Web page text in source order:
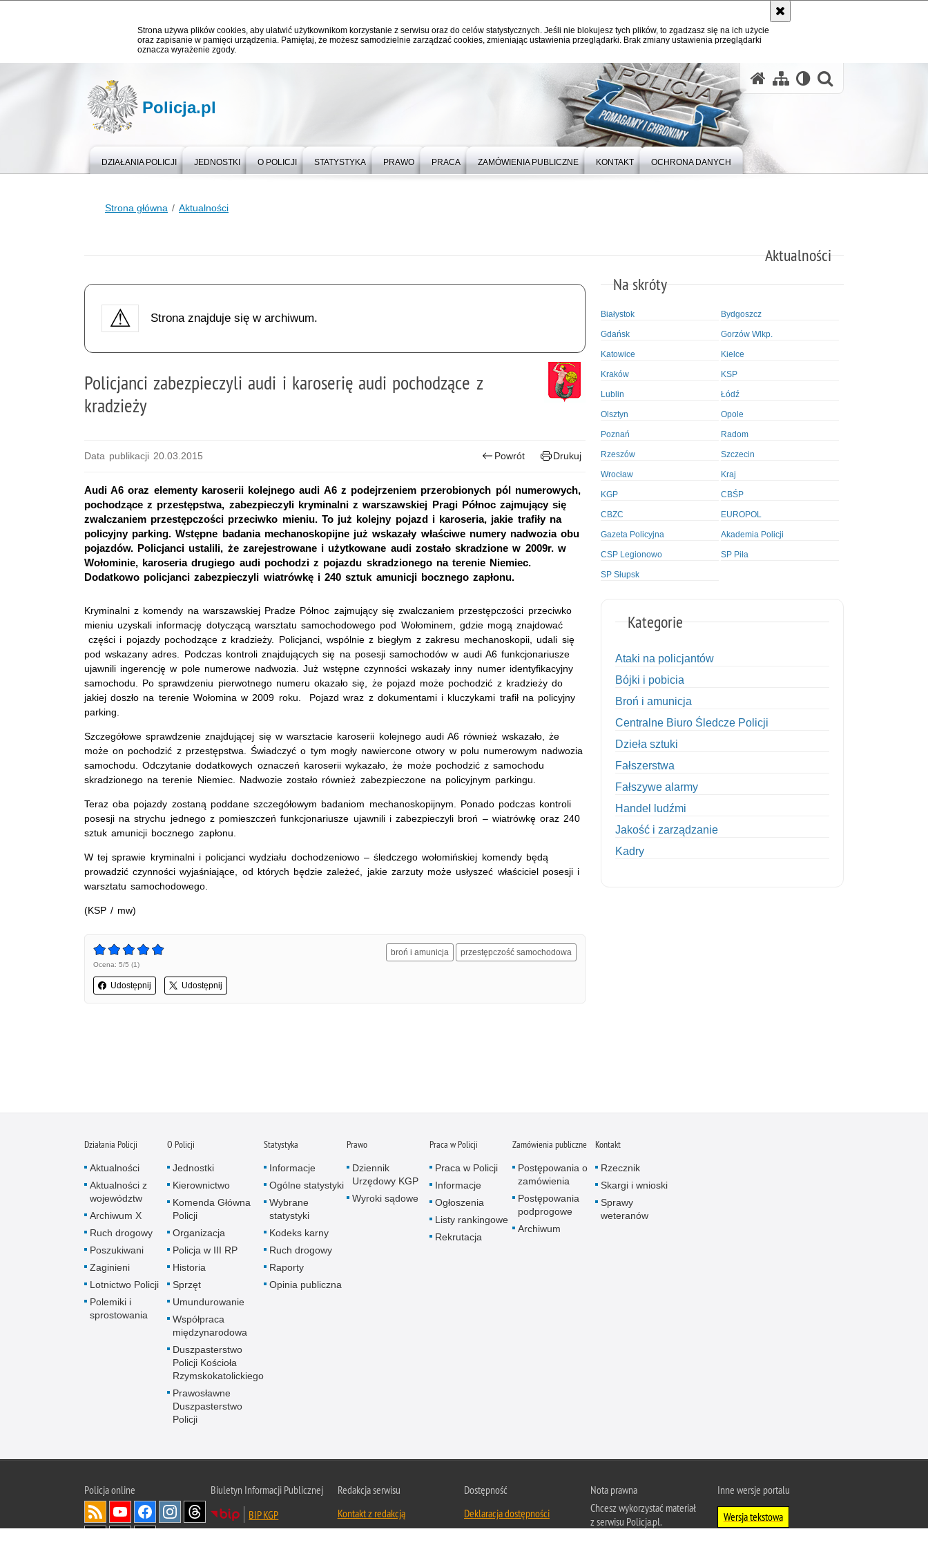
Strona używa plików cookies, aby ułatwić użytkownikom korzystanie z serwisu oraz do celów statystycznych. Jeśli nie blokujesz tych plików, to zgadzasz się na ich użycie
oraz zapisanie w pamięci urządzenia. Pamiętaj, że możesz samodzielnie zarządzać cookies, zmieniając ustawienia przeglądarki. Brak zmiany ustawienia przeglądarki
oznacza wyrażenie zgody.
Policja.pl
DZIAŁANIA POLICJI JEDNOSTKI O POLICJI STATYSTYKA PRAWO PRACA ZAMÓWIENIA PUBLICZNE KONTAKT OCHRONA DANYCH
Strona główna Aktualności
Aktualności
Strona znajduje się w archiwum.
Policjanci zabezpieczyli audi i karoserię audi pochodzące z
kradzieży
Data publikacji 20.03.2015 Powrót Drukuj
Audi A6 oraz elementy karoserii kolejnego audi A6 z podejrzeniem przerobionych pól numerowych,
pochodzące z przestępstwa, zabezpieczyli kryminalni z warszawskiej Pragi Północ zajmujący się
zwalczaniem przestępczości przeciwko mieniu. To już kolejny pojazd i karoseria, jakie trafiły na
policyjny parking. Wstępne badania mechanoskopijne już wskazały właściwe numery nadwozia obu
pojazdów. Policjanci ustalili, że zarejestrowane i użytkowane audi zostało skradzione w 2009r. w
Wołominie, karoseria drugiego audi pochodzi z pojazdu skradzionego na terenie Niemiec.
Dodatkowo policjanci zabezpieczyli wiatrówkę i 240 sztuk amunicji bocznego zapłonu.
Kryminalni z komendy na warszawskiej Pradze Północ zajmujący się zwalczaniem przestępczości przeciwko
mieniu uzyskali informację dotyczącą warsztatu samochodowego pod Wołominem, gdzie mogą znajdować
części i pojazdy pochodzące z kradzieży. Policjanci, wspólnie z biegłym z zakresu mechanoskopii, udali się
pod wskazany adres. Podczas kontroli znajdujących się na posesji samochodów w audi A6 funkcjonariusze
ujawnili ingerencję w pole numerowe nadwozia. Już wstępne czynności wskazały inny numer identyfikacyjny
samochodu. Po sprawdzeniu pierwotnego numeru okazało się, że pojazd może pochodzić z kradzieży do
jakiej doszło na terenie Wołomina w 2009 roku. Pojazd wraz z dokumentami i kluczykami trafił na policyjny
parking.
Szczegółowe sprawdzenie znajdującej się w warsztacie karoserii kolejnego audi A6 również wskazało, że
może on pochodzić z przestępstwa. Świadczyć o tym mogły nawiercone otwory w polu numerowym nadwozia
samochodu. Odczytanie dodatkowych oznaczeń karoserii wykazało, że może pochodzić z samochodu
skradzionego na terenie Niemiec. Nadwozie zostało również zabezpieczone na policyjnym parkingu.
Teraz oba pojazdy zostaną poddane szczegółowym badaniom mechanoskopijnym. Ponado podczas kontroli
posesji na strychu jednego z pomieszczeń funkcjonariusze ujawnili i zabezpieczyli broń – wiatrówkę oraz 240
sztuk amunicji bocznego zapłonu.
W tej sprawie kryminalni i policjanci wydziału dochodzeniowo – śledczego wołomińskiej komendy będą
prowadzić czynności wyjaśniające, od których będzie zależeć, jakie zarzuty może usłyszeć właściciel posesji i
warsztatu samochodowego.
(KSP / mw)
Ocena: 5/5 (1)
Udostępnij Udostępnij
broń i amunicja przestępczość samochodowa
Na skróty
Białystok Bydgoszcz
Gdańsk Gorzów Wlkp.
Katowice Kielce
Kraków KSP
Lublin Łódź
Olsztyn Opole
Poznań Radom
Rzeszów Szczecin
Wrocław Kraj
KGP CBŚP
CBZC EUROPOL
Gazeta Policyjna Akademia Policji
CSP Legionowo SP Piła
SP Słupsk
Kategorie
Ataki na policjantów
Bójki i pobicia
Broń i amunicja
Centralne Biuro Śledcze Policji
Dzieła sztuki
Fałszerstwa
Fałszywe alarmy
Handel ludźmi
Jakość i zarządzanie
Kadry
Nietrzeźwi opiekunowie
Nietrzeźwi pracownicy
Niszczenie mienia
Nowoczesne technologie w pracy Policji
Pożary i podpalenia
Pranie brudnych pieniędzy
Działania Policji
Aktualności
Aktualności z
województw
Archiwum X
Ruch drogowy
Poszukiwani
Zaginieni
Lotnictwo Policji
Polemiki i
sprostowania
O Policji
Jednostki
Kierownictwo
Komenda Główna
Policji
Organizacja
Policja w III RP
Historia
Sprzęt
Umundurowanie
Współpraca
międzynarodowa
Duszpasterstwo
Policji Kościoła
Rzymskokatolickiego
Prawosławne
Duszpasterstwo
Policji
Statystyka
Informacje
Ogólne statystyki
Wybrane
statystyki
Kodeks karny
Ruch drogowy
Raporty
Opinia publiczna
Prawo
Dziennik
Urzędowy KGP
Wyroki sądowe
Praca w Policji
Praca w Policji
Informacje
Ogłoszenia
Listy rankingowe
Rekrutacja
Zamówienia publiczne
Postępowania o
zamówienia
Postępowania
podprogowe
Archiwum
Kontakt
Rzecznik
Skargi i wnioski
Sprawy
weteranów
Policjaonline
Biuletyn Informacji Publicznej
BIP KGP
Redakcja serwisu
Kontakt z redakcją
Dostępność
Deklaracja dostępności
Nota prawna
Chcesz wykorzystać materiał
z serwisu Policja.pl.
Inne wersje portalu
Wersja tekstowa